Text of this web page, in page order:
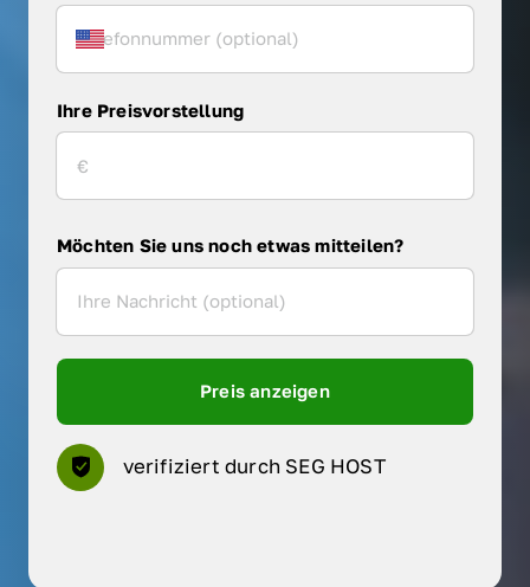
Ihre Preisvorstellung
Möchten Sie uns noch etwas mitteilen?
Preis anzeigen
verifiziert durch SEG HOST